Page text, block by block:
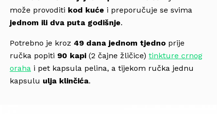
može provoditi kod kuće i preporučuje se svima
jednom ili dva puta godišnje.
Potrebno je kroz 49 dana jednom tjedno prije
ručka popiti 90 kapi (2 čajne žličice) tinkture crnog
oraha i pet kapsula pelina, a tijekom ručka jednu
kapsulu ulja klinčića.